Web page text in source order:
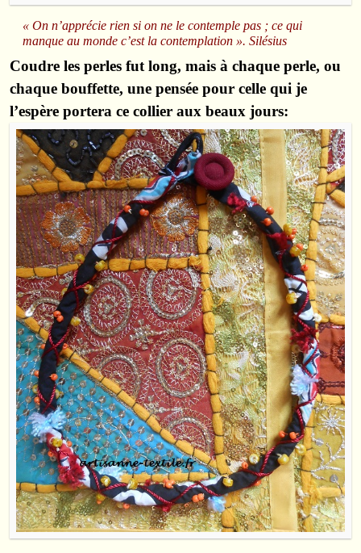
« On n’apprécie rien si on ne le contemple pas ; ce qui
manque au monde c’est la contemplation ». Silésius
Coudre les perles fut long, mais à chaque perle, ou
chaque bouffette, une pensée pour celle qui je
l’espère portera ce collier aux beaux jours: